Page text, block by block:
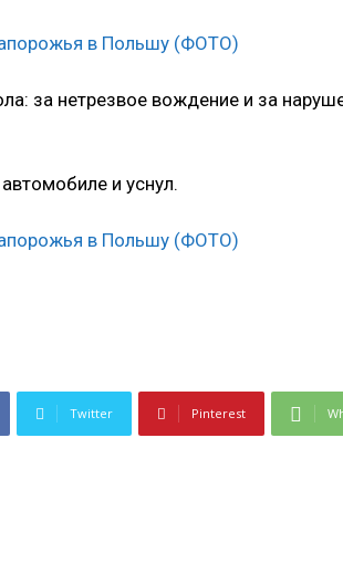
за нетрезвое вождение и за
и уснул.
Twitter Pinterest